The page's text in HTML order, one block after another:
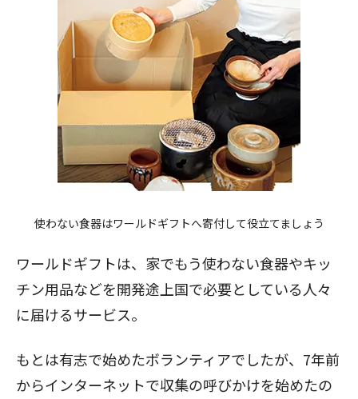
使わない食器はワールドギフトへ寄付して役立てましょう
ワールドギフトは、家でもう使わない食器やキッ
チン用品などを開発途上国で必要としている人々
に届けるサービス。
もとは有志で始めたボランティアでしたが、7年前
からインターネットで収集の呼びかけを始めたの